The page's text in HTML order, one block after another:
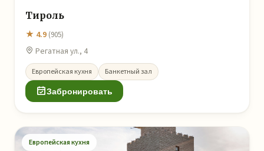
Тироль
★ 4.9 (905)
Регатная ул., 4
Европейская кухня Банкетный зал
Забронировать
Европейская кухня